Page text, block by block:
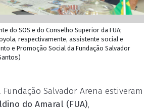
do SOS e do Conselho Superior da FUA;
respectivamente, assistente social e
e Promoção Social da Fundação Salvador
Salvador Arena estiveram
do Amaral (FUA),